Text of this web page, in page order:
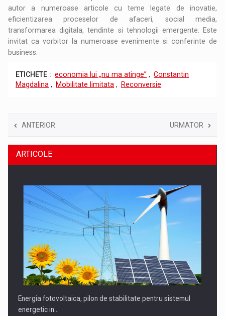
autor a numeroase articole cu teme legate de inovatie,
eficientizarea proceselor de afaceri, social media,
transformarea digitala, tendinte si tehnologii emergente. Este
invitat ca vorbitor la numeroase evenimente si conferinte de
business.
ETICHETE : economia lui „nu ma atinge” , Constantin
Magdalina , Mobilitate limitata , Reconversie
ANTERIOR URMATOR
ARTICOLE
Energia fotovoltaica, pilon de stabilitate pentru sistemul
energetic in…